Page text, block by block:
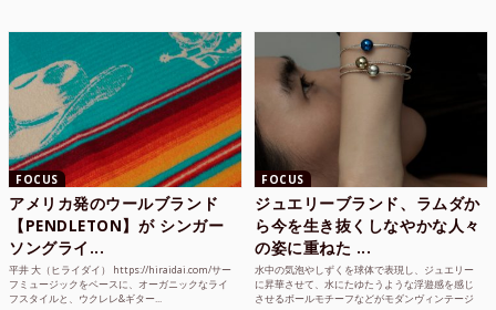
FOCUS
アメリカ発のウールブランド
【PENDLETON】が シンガー
ソングライ...
平井 大（ヒライダイ） https://hiraidai.com/サー
フミュージックをベースに、オーガニックなライ
フスタイルと、ウクレレ&ギター...
FOCUS
ジュエリーブランド、ラムダか
ら今を生き抜くしなやかな人々
の姿に重ねた ...
水中の気泡やしずくを球体で表現し、ジュエリー
に昇華させて、水にたゆたうような浮遊感を感じ
させるボールモチーフなどがモダンヴィンテージ